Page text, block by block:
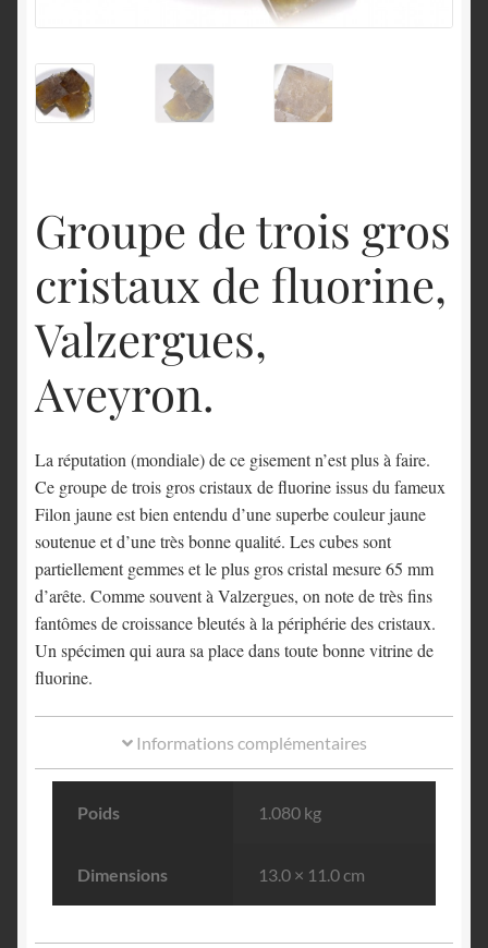
Groupe de trois gros
cristaux de fluorine,
Valzergues,
Aveyron.
La réputation (mondiale) de ce gisement n’est plus à faire.
Ce groupe de trois gros cristaux de fluorine issus du fameux
Filon jaune est bien entendu d’une superbe couleur jaune
soutenue et d’une très bonne qualité. Les cubes sont
partiellement gemmes et le plus gros cristal mesure 65 mm
d’arête. Comme souvent à Valzergues, on note de très fins
fantômes de croissance bleutés à la périphérie des cristaux.
Un spécimen qui aura sa place dans toute bonne vitrine de
fluorine.
Informations complémentaires
Poids 1.080 kg
Dimensions 13.0 × 11.0 cm